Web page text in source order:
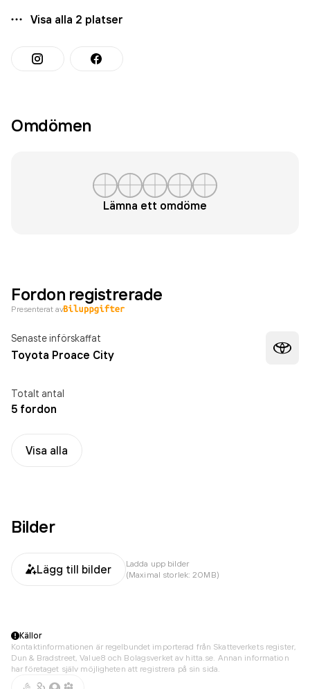
Visa alla 2 platser
Omdömen
Lämna ett omdöme
Fordon registrerade
Presenterat av
Senaste införskaffat
Toyota Proace City
Totalt antal
5 fordon
Visa alla
Bilder
Lägg till bilder
Ladda upp bilder
(Maximal storlek: 20MB)
Källor
Kontaktinformationen är regelbundet importerad från Skatteverkets register,
Dun & Bradstreet, Value8 och Bolagsverket av hitta.se. Annan information
har företaget själv möjligheten att registrera på sin sida.